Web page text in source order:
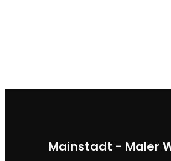
Mainstadt - Maler